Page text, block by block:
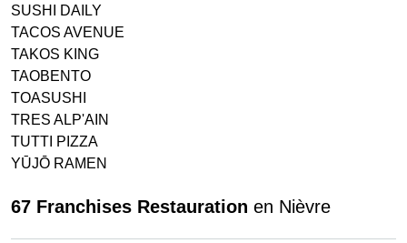
SUSHI DAILY
TACOS AVENUE
TAKOS KING
TAOBENTO
TOASUSHI
TRES ALP'AIN
TUTTI PIZZA
YŪJŌ RAMEN
67 Franchises Restauration en Nièvre